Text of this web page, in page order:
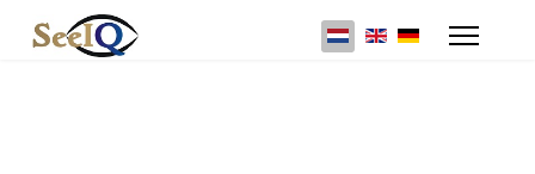
Selecteer de taal